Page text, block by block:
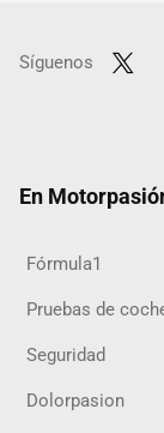
Síguenos
En
Fórmula1
Pruebas de
Seguridad
Dolorpasion